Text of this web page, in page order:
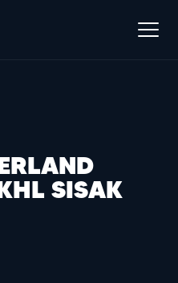
SISAK